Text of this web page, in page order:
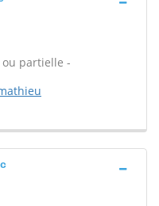
partielle -